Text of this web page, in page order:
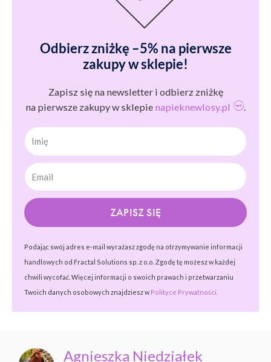
Odbierz zniżkę –5% na pierwsze
zakupy w sklepie!
Zapisz się na newsletter i odbierz zniżkę
na pierwsze zakupy w sklepie napieknewlosy.pl .
Imię
ZAPISZ SIĘ
Podając swój adres e-mail wyrażasz zgodę na otrzymywanie informacji
handlowych od Fractal Solutions sp. z o.o. Zgodę tę możesz w każdej
chwili wycofać. Więcej informacji o swoich prawach i przetwarzaniu
Twoich danych osobowych znajdziesz w Polityce Prywatności.
Agnieszka Niedziałek